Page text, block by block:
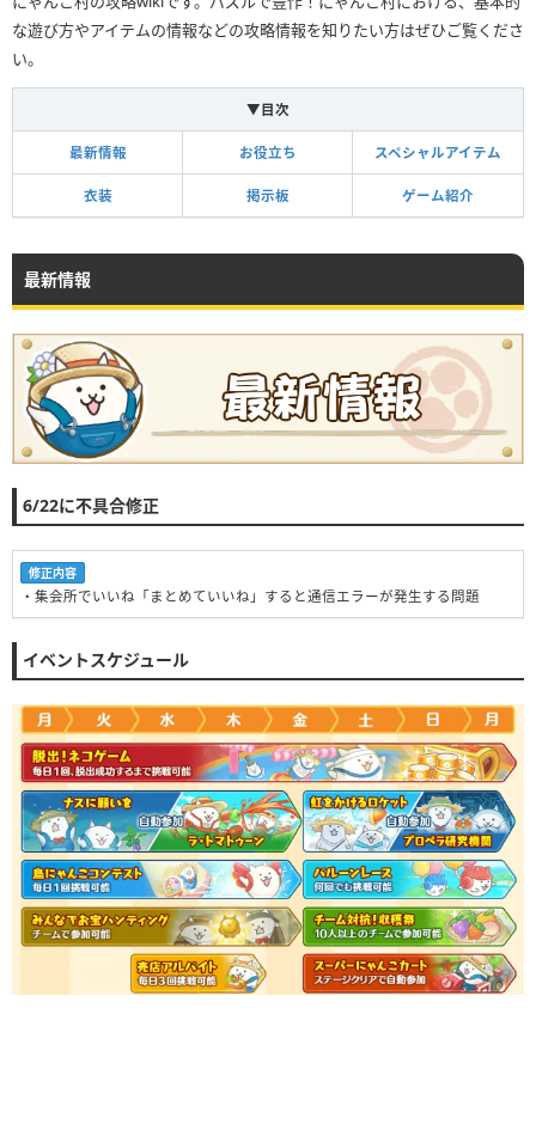
な遊び方やアイテムの情報などの攻略情報を知りたい方はぜひご覧くださ
い。
▼目次
最新情報 お役立ち スペシャルアイテム
衣装 掲示板 ゲーム紹介
最新情報
6/22に不具合修正
修正内容
・集会所でいいね「まとめていいね」すると通信エラーが発生する問題
イベントスケジュール